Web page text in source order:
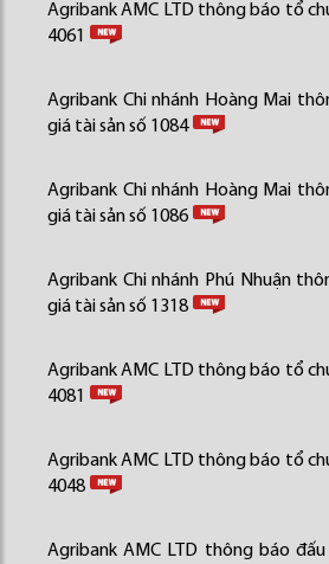
Agribank AMC LTD thông báo tổ
4061
Agribank Chi nhánh Hoàng Mai
giá tài sản số 1084
Agribank Chi nhánh Hoàng Mai
giá tài sản số 1086
Agribank Chi nhánh Phú Nhuận
giá tài sản số 1318
Agribank AMC LTD thông báo tổ
4081
Agribank AMC LTD thông báo tổ
4048
Agribank AMC LTD thông báo đấu